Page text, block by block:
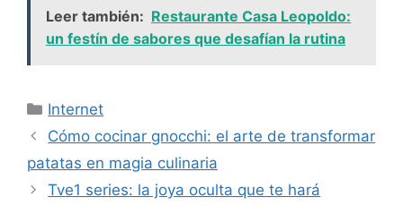
Leer también: Restaurante Casa Leopoldo:
un festín de sabores que desafían la rutina
Categorías
Internet
Cómo cocinar gnocchi: el arte de transformar
patatas en magia culinaria
Tve1 series: la joya oculta que te hará